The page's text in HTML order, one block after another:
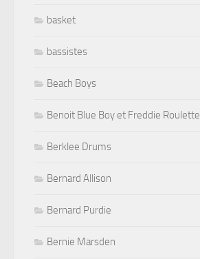
basket
bassistes
Beach Boys
Benoit Blue Boy et Freddie Roulette
Berklee Drums
Bernard Allison
Bernard Purdie
Bernie Marsden